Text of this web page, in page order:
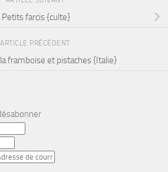
Petits farcis {culte}
ARTICLE PRÉCÉDENT
framboise et pistaches {Italie}